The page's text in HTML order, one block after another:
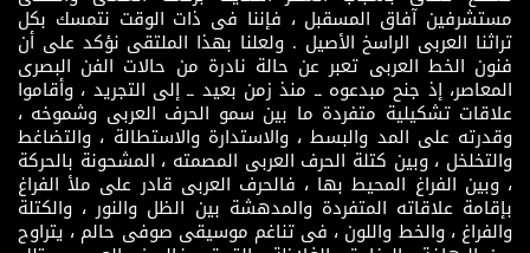
مستشرفين آفاق المسقبل ، فإننا فى ذات الوقت نتمسك بكل
تراثنا العربى الراسخ الأصيل . ولعلنا بهذا الملتقى نؤكد على أن
فنون الخط العربى تعبر عن حالة نادرة من حالات الفن البصرى
المعاصر، إذ جنح مبدعوه ــ منذ زمن بعيد ــ إلى التجريد ، وأقاموا
علاقات تشكيلية متفردة ما بين سمو الحرف العربى وشموخه ،
وقدرته على المد والبسط ، والاستدارة والاستطالة ، والتضاغط
والتخلخل ، وبين كتلة الحرف العربى المصمته ، المشحونة بالحركة
، وبين الفراغ المحيط بها ، فالحرف العربى قادر على ملأ الفراغ
بإقامة علاقاته المتفردة والمدهشة بين الظل والنور ، والكتلة
والفراغ ، والخط واللون ، فى تناغم موسيقى صوفى حالم ، يتراوح